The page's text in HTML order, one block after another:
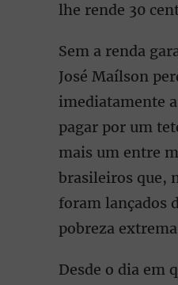
lhe rende 30
Sem a renda
José Maílson
imediatamente
pagar por um
mais um entre
brasileiros que,
foram lançados
pobreza
Desde o dia em